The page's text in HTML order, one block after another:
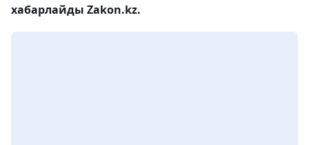
хабарлайды Zakon.kz.